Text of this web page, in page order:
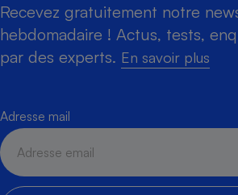
Recevez gratuitement notre
hebdomadaire ! Actus, tests,
par des experts. En savoir plus
Adresse mail